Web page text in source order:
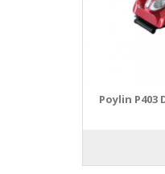
Poylin P403